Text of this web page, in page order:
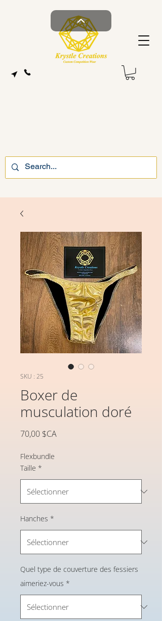
SKU : 25
Boxer de
musculation doré
70,00 $CA
Flexbundle
Taille *
Hanches *
Quel type de couverture des fessiers
aimeriez-vous *